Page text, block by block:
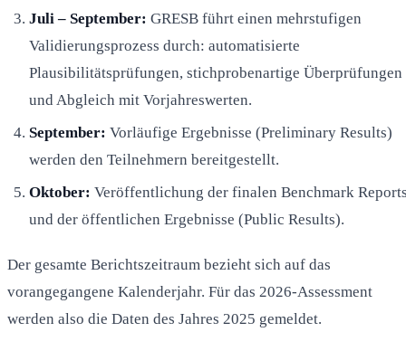
Juli – September: GRESB führt einen mehrstufigen
Validierungsprozess durch: automatisierte
Plausibilitätsprüfungen, stichprobenartige Überprüfungen
und Abgleich mit Vorjahreswerten.
September: Vorläufige Ergebnisse (Preliminary Results)
werden den Teilnehmern bereitgestellt.
Oktober: Veröffentlichung der finalen Benchmark
und der öffentlichen Ergebnisse (Public Results).
Der gesamte Berichtszeitraum bezieht sich auf das
vorangegangene Kalenderjahr. Für das 2026-Assessment
werden also die Daten des Jahres 2025 gemeldet.